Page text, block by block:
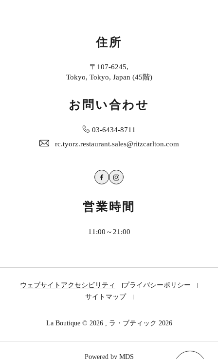
住所
〒107-6245,
Tokyo, Tokyo, Japan (45階)
お問い合わせ
03-6434-8711
rc.tyorz.restaurant.sales@ritzcarlton.com
FacebookInstagram
営業時間
11:00～21:00
ウェブサイトアクセシビリティ
プライバシーポリシー
サイトマップ
La Boutique © 2026 , ラ・ブティック 2026
Powered by MDS